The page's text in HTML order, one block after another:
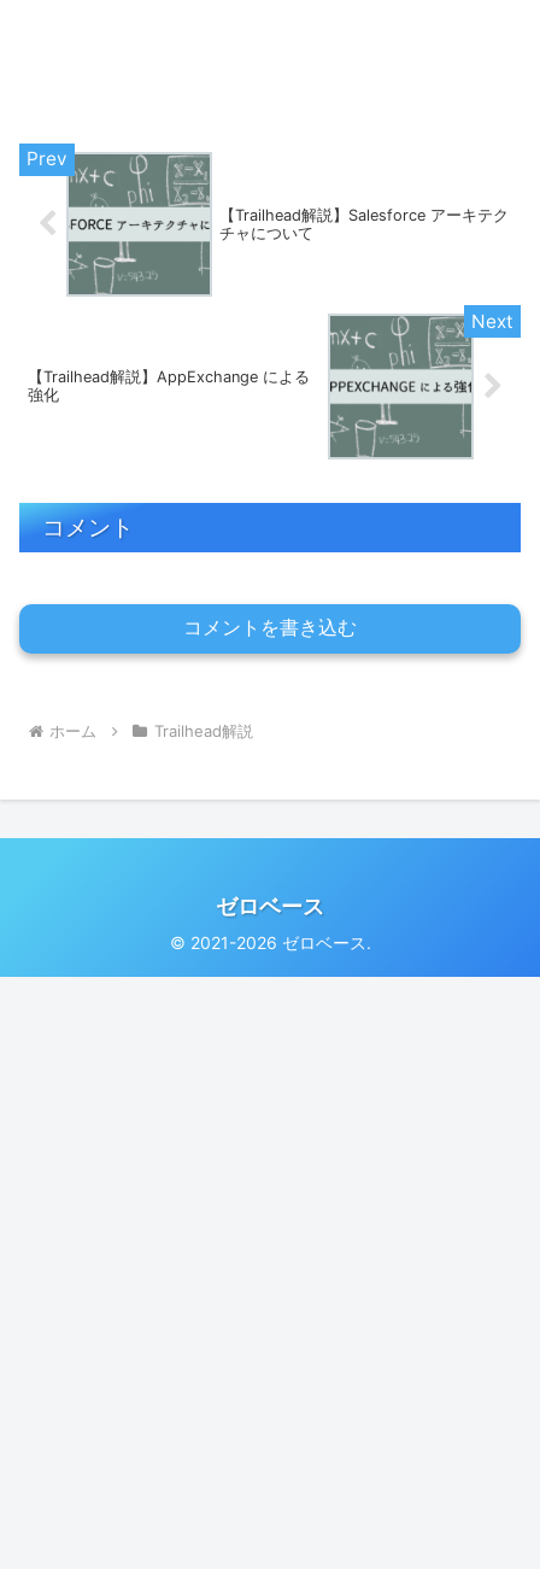
【Trailhead解説】Salesforce アーキテク
チャについて
【Trailhead解説】AppExchange による
強化
コメント
コメントを書き込む
ホーム Trailhead解説
ゼロベース
© 2021-2026 ゼロベース.